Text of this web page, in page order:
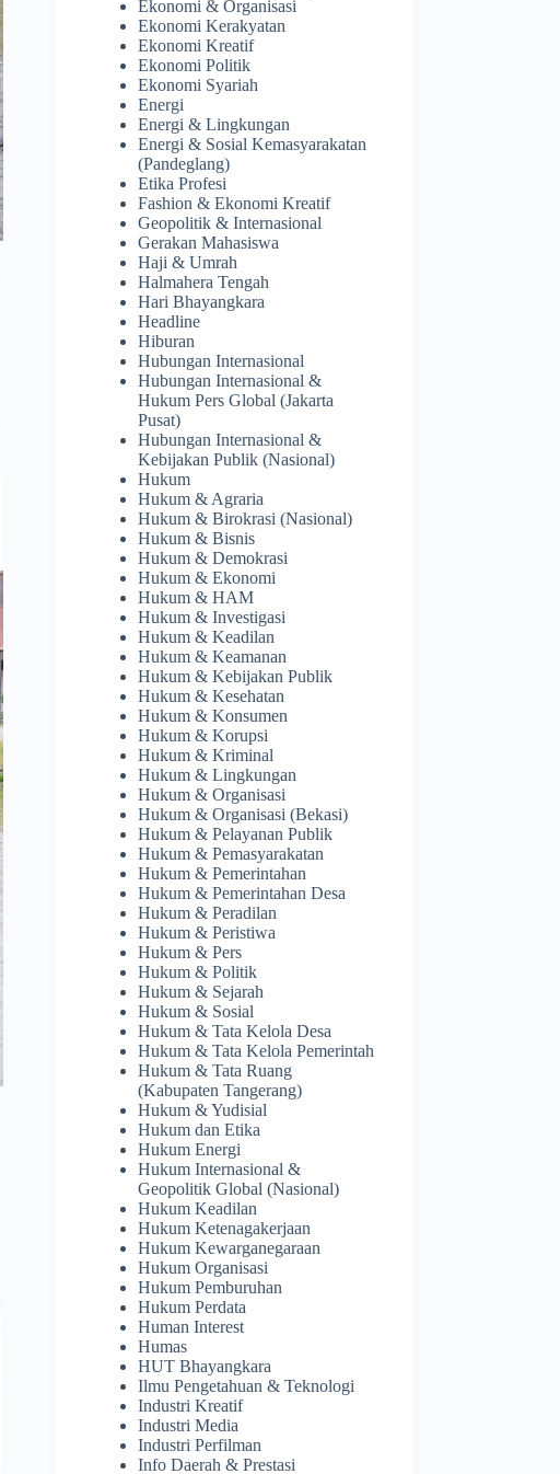
Ekonomi & Organisasi
Ekonomi Kerakyatan
Ekonomi Kreatif
Ekonomi Politik
Ekonomi Syariah
Energi
Energi & Lingkungan
Energi & Sosial Kemasyarakatan
(Pandeglang)
Etika Profesi
Fashion & Ekonomi Kreatif
Geopolitik & Internasional
Gerakan Mahasiswa
Haji & Umrah
Halmahera Tengah
Hari Bhayangkara
Headline
Hiburan
Hubungan Internasional
Hubungan Internasional &
Hukum Pers Global (Jakarta
Pusat)
Hubungan Internasional &
Kebijakan Publik (Nasional)
Hukum
Hukum & Agraria
Hukum & Birokrasi (Nasional)
Hukum & Bisnis
Hukum & Demokrasi
Hukum & Ekonomi
Hukum & HAM
Hukum & Investigasi
Hukum & Keadilan
Hukum & Keamanan
Hukum & Kebijakan Publik
Hukum & Kesehatan
Hukum & Konsumen
Hukum & Korupsi
Hukum & Kriminal
Hukum & Lingkungan
Hukum & Organisasi
Hukum & Organisasi (Bekasi)
Hukum & Pelayanan Publik
Hukum & Pemasyarakatan
Hukum & Pemerintahan
Hukum & Pemerintahan Desa
Hukum & Peradilan
Hukum & Peristiwa
Hukum & Pers
Hukum & Politik
Hukum & Sejarah
Hukum & Sosial
Hukum & Tata Kelola Desa
Hukum & Tata Kelola Pemerintah
Hukum & Tata Ruang
(Kabupaten Tangerang)
Hukum & Yudisial
Hukum dan Etika
Hukum Energi
Hukum Internasional &
Geopolitik Global (Nasional)
Hukum Keadilan
Hukum Ketenagakerjaan
Hukum Kewarganegaraan
Hukum Organisasi
Hukum Pemburuhan
Hukum Perdata
Human Interest
Humas
HUT Bhayangkara
Ilmu Pengetahuan & Teknologi
Industri Kreatif
Industri Media
Industri Perfilman
Info Daerah & Prestasi